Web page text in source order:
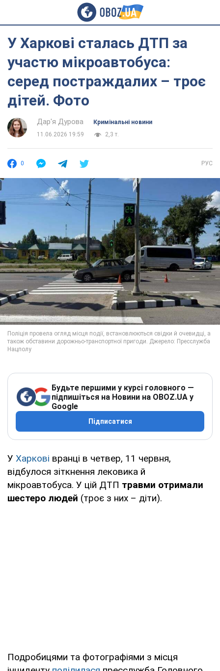
У Харкові сталась ДТП за
участю мікроавтобуса:
серед постраждалих – троє
дітей. Фото
Дар'я Дурова
Кримінальні новини
11.06.2026 19:59
2,3 т.
0 РУС
Будьте першими у курсі головного —
підпишіться на Новини на OBOZ.UA у
Google
Підписатися
У Харкові вранці в четвер, 11 червня,
відбулося зіткнення лековика й
мікроавтобуса. У цій ДТП травми отримали
шестеро людей (троє з них – діти).
Подробицями та фотографіями з місця